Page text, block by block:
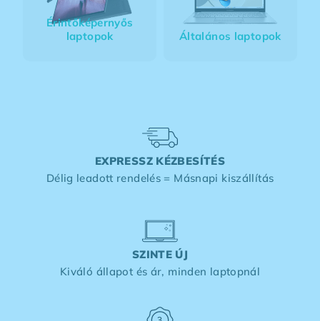
Érintőképernyős
laptopok
Általános laptopok
EXPRESSZ KÉZBESÍTÉS
Délig leadott rendelés = Másnapi kiszállítás
SZINTE ÚJ
Kiváló állapot és ár, minden laptopnál